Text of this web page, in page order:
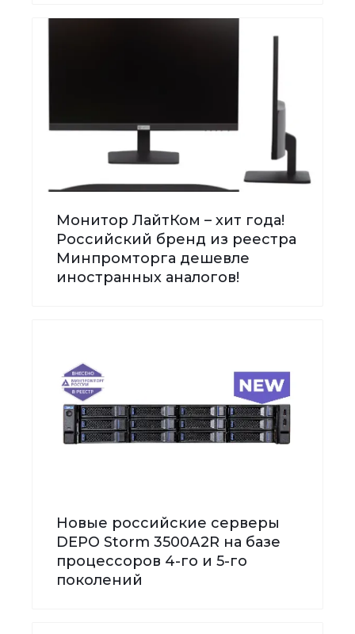
Монитор ЛайтКом – хит года!
Российский бренд из реестра
Минпромторга дешевле
иностранных аналогов!
Новые российские серверы
DEPO Storm 3500А2R на базе
процессоров 4-го и 5-го
поколений